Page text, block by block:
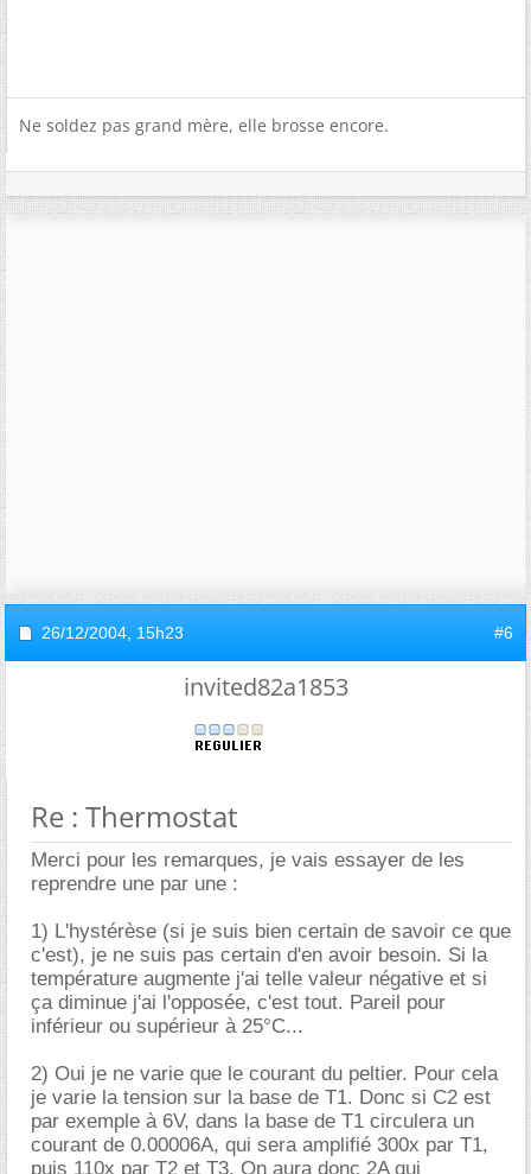
Ne soldez pas grand mère, elle brosse encore.
26/12/2004, 15h23 #6
invited82a1853
Re : Thermostat
Merci pour les remarques, je vais essayer de les
reprendre une par une :
1) L'hystérèse (si je suis bien certain de savoir ce que
c'est), je ne suis pas certain d'en avoir besoin. Si la
température augmente j'ai telle valeur négative et si
ça diminue j'ai l'opposée, c'est tout. Pareil pour
inférieur ou supérieur à 25°C...
2) Oui je ne varie que le courant du peltier. Pour cela
je varie la tension sur la base de T1. Donc si C2 est
par exemple à 6V, dans la base de T1 circulera un
courant de 0.00006A, qui sera amplifié 300x par T1,
puis 110x par T2 et T3. On aura donc 2A qui